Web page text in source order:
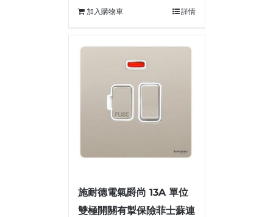
加入購物車 詳情
施耐德電氣爵尚 13A 單位
雙極開關有掣保險菲士蘇連